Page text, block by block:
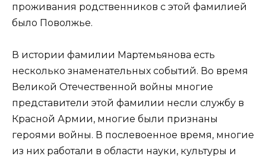
проживания родственников с этой фамилией
было Поволжье.
В истории фамилии Мартемьянова есть
несколько знаменательных событий. Во время
Великой Отечественной войны многие
представители этой фамилии несли службу в
Красной Армии, многие были признаны
героями войны. В послевоенное время, многие
из них работали в области науки, культуры и